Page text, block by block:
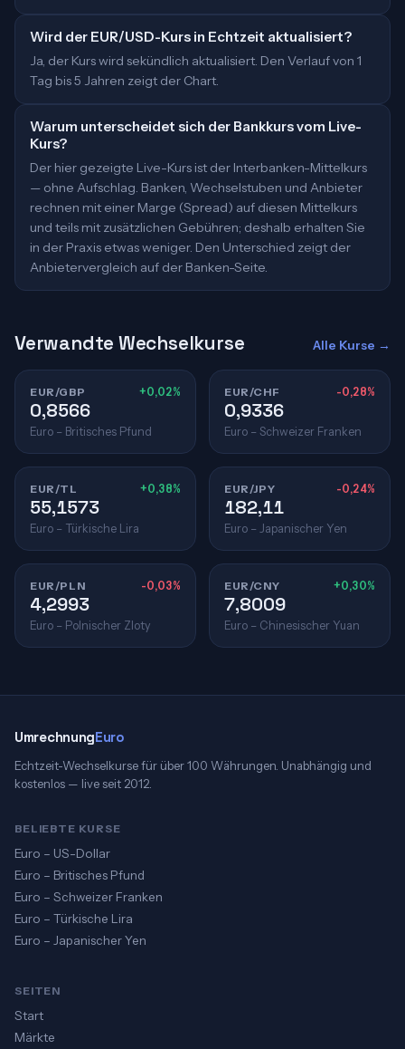
Wird der EUR/USD-Kurs in Echtzeit aktualisiert?
Ja, der Kurs wird sekündlich aktualisiert. Den Verlauf von 1
Tag bis 5 Jahren zeigt der Chart.
Warum unterscheidet sich der Bankkurs vom Live-
Kurs?
Der hier gezeigte Live-Kurs ist der Interbanken-Mittelkurs
— ohne Aufschlag. Banken, Wechselstuben und Anbieter
rechnen mit einer Marge (Spread) auf diesen Mittelkurs
und teils mit zusätzlichen Gebühren; deshalb erhalten Sie
in der Praxis etwas weniger. Den Unterschied zeigt der
Anbietervergleich auf der Banken-Seite.
Verwandte Wechselkurse Alle Kurse →
EUR/GBP +0,02%
0,8566
Euro – Britisches Pfund
EUR/CHF -0,28%
0,9336
Euro – Schweizer Franken
EUR/TL +0,38%
55,1573
Euro – Türkische Lira
EUR/JPY -0,24%
182,11
Euro – Japanischer Yen
EUR/PLN -0,03%
4,2993
Euro – Polnischer Zloty
EUR/CNY +0,30%
7,8009
Euro – Chinesischer Yuan
UmrechnungEuro
Echtzeit-Wechselkurse für über 100 Währungen. Unabhängig und
kostenlos — live seit 2012.
BELIEBTE KURSE
Euro – US-Dollar
Euro – Britisches Pfund
Euro – Schweizer Franken
Euro – Türkische Lira
Euro – Japanischer Yen
SEITEN
Start
Märkte